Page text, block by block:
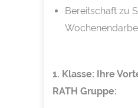
Bereitschaft zu
1. Klasse: Ihre
RATH Gruppe: